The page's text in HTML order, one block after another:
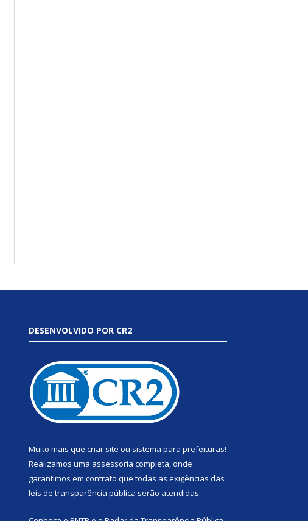
DESENVOLVIDO POR CR2
Muito mais que criar site ou sistema para prefeituras!
Realizamos uma assessoria completa, onde
garantimos em contrato que todas as exigências das
leis de transparência pública serão atendidas.